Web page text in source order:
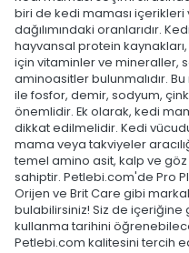
biri de kedi maması
dağılımındaki oranlarıdır.
hayvansal protein
için vitaminler ve mineraller,
aminoasitler bulunmalıdır.
ile fosfor, demir, sodyum,
önemlidir. Ek olarak, kedi
dikkat edilmelidir. Kedi
mama veya takviyeler
temel amino asit, kalp ve göz
sahiptir. Petlebi.com'de Pro
Orijen ve Brit Care gibi
bulabilirsiniz! Siz de
kullanma tarihini
Petlebi.com kalitesini tercih